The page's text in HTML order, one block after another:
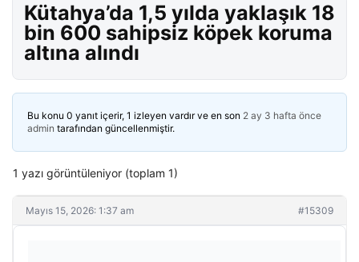
Kütahya’da 1,5 yılda yaklaşık 18
bin 600 sahipsiz köpek koruma
altına alındı
Bu konu 0 yanıt içerir, 1 izleyen vardır ve en son 2 ay 3 hafta önce
admin tarafından güncellenmiştir.
1 yazı görüntüleniyor (toplam 1)
Mayıs 15, 2026: 1:37 am #15309